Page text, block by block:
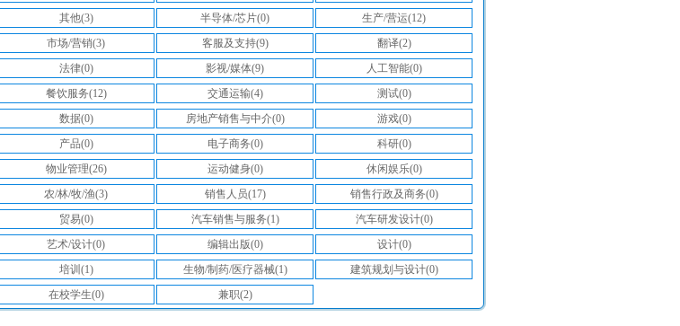
其他(3) 半导体/芯片(0)
生产/营运(12)
市场/营销(3) 客服及支持(9)
翻译(2)
法律(0) 影视/媒体(9)
人工智能(0)
餐饮服务(12) 交通运输(4)
测试(0)
数据(0) 房地产销售与中介(0)
游戏(0)
产品(0) 电子商务(0)
科研(0)
物业管理(26) 运动健身(0)
休闲娱乐(0)
农/林/牧/渔(3) 销售人员(17)
销售行政及商务(0)
贸易(0) 汽车销售与服务(1)
汽车研发设计(0)
艺术/设计(0) 编辑出版(0)
设计(0)
培训(1) 生物/制药/医疗器械(1)
建筑规划与设计(0)
在校学生(0) 兼职(2)